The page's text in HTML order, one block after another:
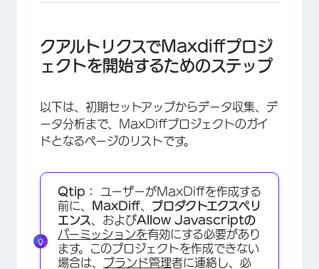
クアルトリクスでMaxdiffプロジ
ェクトを開始するためのステップ
以下は、初期セットアップからデータ収集、デ
ータ分析まで、MaxDiffプロジェクトのガイ
ドとなるページのリストです。
Qtip：
ユーザーがMaxDiffを作成する
前に、
MaxDiff
プロダクトエクスペリ
エンス
、およびAllow Javascriptの
パーミッションを有効にする必要があり
ます。このプロジェクトを作成できない
場合は、 ブランド管理者に連絡し、必